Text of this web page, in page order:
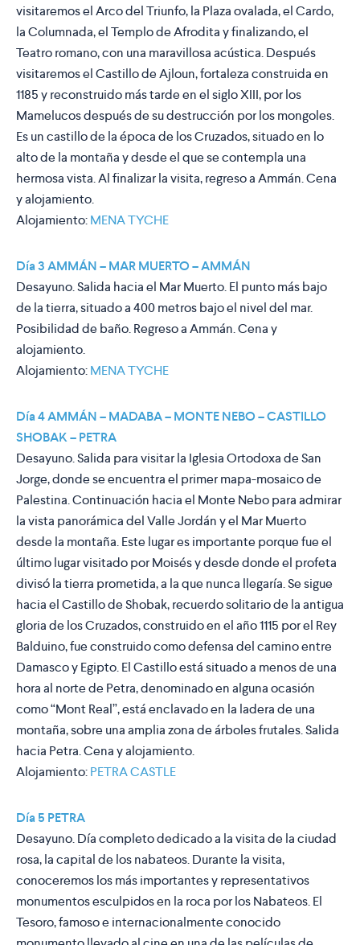
visitaremos el Arco del Triunfo, la Plaza ovalada, el Cardo,
la Columnada, el Templo de Afrodita y finalizando, el
Teatro romano, con una maravillosa acústica. Después
visitaremos el Castillo de Ajloun, fortaleza construida en
1185 y reconstruido más tarde en el siglo XIII, por los
Mamelucos después de su destrucción por los mongoles.
Es un castillo de la época de los Cruzados, situado en lo
alto de la montaña y desde el que se contempla una
hermosa vista. Al finalizar la visita, regreso a Ammán. Cena
y alojamiento.
Alojamiento:MENA TYCHE
Día 3 AMMÁN – MAR MUERTO – AMMÁN
Desayuno. Salida hacia el Mar Muerto. El punto más bajo
de la tierra, situado a 400 metros bajo el nivel del mar.
Posibilidad de baño. Regreso a Ammán. Cena y
alojamiento.
Alojamiento:MENA TYCHE
Día 4 AMMÁN – MADABA – MONTE NEBO – CASTILLO
SHOBAK – PETRA
Desayuno. Salida para visitar la Iglesia Ortodoxa de San
Jorge, donde se encuentra el primer mapa-mosaico de
Palestina. Continuación hacia el Monte Nebo para admirar
la vista panorámica del Valle Jordán y el Mar Muerto
desde la montaña. Este lugar es importante porque fue el
último lugar visitado por Moisés y desde donde el profeta
divisó la tierra prometida, a la que nunca llegaría. Se sigue
hacia el Castillo de Shobak, recuerdo solitario de la antigua
gloria de los Cruzados, construido en el año 1115 por el Rey
Balduino, fue construido como defensa del camino entre
Damasco y Egipto. El Castillo está situado a menos de una
hora al norte de Petra, denominado en alguna ocasión
como “Mont Real”, está enclavado en la ladera de una
montaña, sobre una amplia zona de árboles frutales. Salida
hacia Petra. Cena y alojamiento.
Alojamiento:PETRA CASTLE
Día 5 PETRA
Desayuno. Día completo dedicado a la visita de la ciudad
rosa, la capital de los nabateos. Durante la visita,
conoceremos los más importantes y representativos
monumentos esculpidos en la roca por los Nabateos. El
Tesoro, famoso e internacionalmente conocido